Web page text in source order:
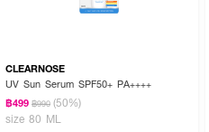
CLEARNOSE
UV Sun Serum SPF50+ PA++++
฿499 ฿990 (50%)
size 80 ML